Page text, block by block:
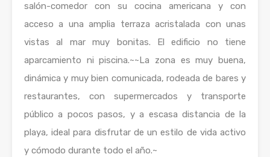
salón-comedor con su cocina americana y con
acceso a una amplia terraza acristalada con unas
vistas al mar muy bonitas. El edificio no tiene
aparcamiento ni piscina.~~La zona es muy buena,
dinámica y muy bien comunicada, rodeada de bares y
restaurantes, con supermercados y transporte
público a pocos pasos, y a escasa distancia de la
playa, ideal para disfrutar de un estilo de vida activo
y cómodo durante todo el año.~